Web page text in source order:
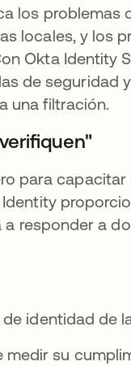
los problemas
locales, y los
Okta Identity
de seguridad
una filtración.
para capacitar
responder a
identidad de
medir su